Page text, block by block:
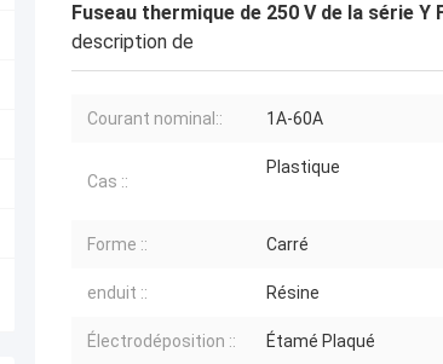
Fuseau thermique de 250 V de la série Y
description de
Courant nominal:: 1A-60A
Cas ::
Plastique
Forme :: Carré
enduit :: Résine
Électrodéposition :: Étamé Plaqué